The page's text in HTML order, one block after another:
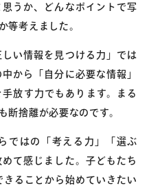
うか、どんなポイントで写
等考えました。
い情報を見つける力」では
から「自分に必要な情報」
放す力でもあります。まる
断捨離が必要なのです。
ではの「考える力」「選ぶ
て感じました。子どもたち
ることから始めていきたい